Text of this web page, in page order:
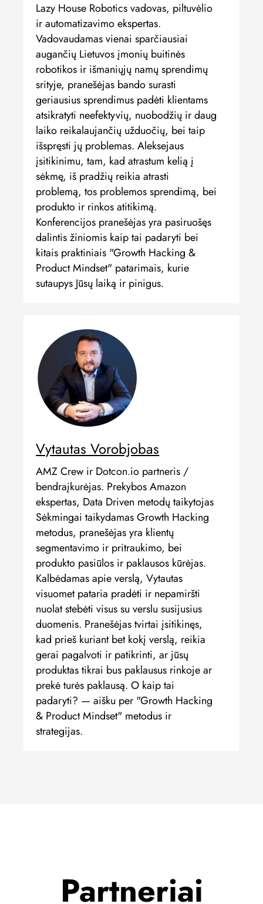
Lazy House Robotics vadovas, piltuvėlio
ir automatizavimo ekspertas.
Vadovaudamas vienai sparčiausiai
augančių Lietuvos įmonių buitinės
robotikos ir išmaniųjų namų sprendimų
srityje, pranešėjas bando surasti
geriausius sprendimus padėti klientams
atsikratyti neefektyvių, nuobodžių ir daug
laiko reikalaujančių užduočių, bei taip
išspręsti jų problemas. Aleksejaus
įsitikinimu, tam, kad atrastum kelią į
sėkmę, iš pradžių reikia atrasti
problemą, tos problemos sprendimą, bei
produkto ir rinkos atitikimą.
Konferencijos pranešėjas yra pasiruošęs
dalintis žiniomis kaip tai padaryti bei
kitais praktiniais "Growth Hacking &
Product Mindset" patarimais, kurie
sutaupys Jūsų laiką ir pinigus.
Vytautas Vorobjobas
AMZ Crew ir Dotcon.io partneris /
bendraįkurėjas. Prekybos Amazon
ekspertas, Data Driven metodų taikytojas
Sėkmingai taikydamas Growth Hacking
metodus, pranešėjas yra klientų
segmentavimo ir pritraukimo, bei
produkto pasiūlos ir paklausos kūrėjas.
Kalbėdamas apie verslą, Vytautas
visuomet pataria pradėti ir nepamiršti
nuolat stebėti visus su verslu susijusius
duomenis. Pranešėjas tvirtai įsitikinęs,
kad prieš kuriant bet kokį verslą, reikia
gerai pagalvoti ir patikrinti, ar jūsų
produktas tikrai bus paklausus rinkoje ar
prekė turės paklausą. O kaip tai
padaryti? — aišku per "Growth Hacking
& Product Mindset" metodus ir
strategijas.
Partneriai